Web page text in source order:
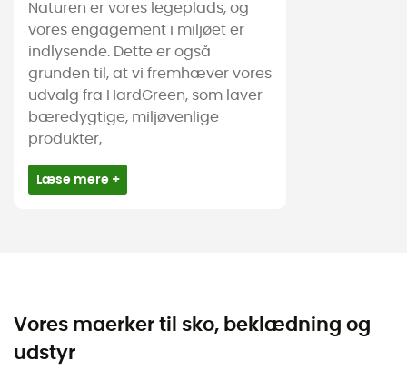
Naturen er vores legeplads, og
vores engagement i miljøet er
indlysende. Dette er også
grunden til, at vi fremhæver vores
udvalg fra HardGreen, som laver
bæredygtige, miljøvenlige
produkter,
Læse mere +
Vores maerker til sko, beklædning og
udstyr